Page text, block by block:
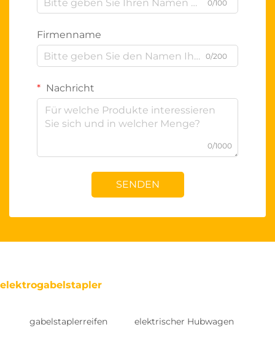
0/100
Firmenname
0/200
Nachricht
0/1000
SENDEN
elektrogabelstapler
gabelstaplerreifen elektrischer Hubwagen